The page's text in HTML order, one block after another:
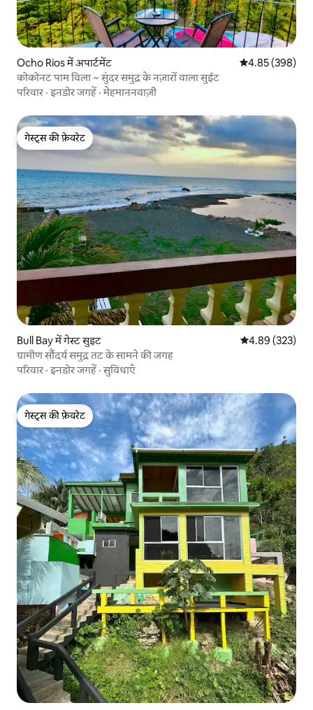
Ocho Rios में अपार्टमेंट औसत रेटिंग 5 में से
4.85 (398)
कोकोनट पाम विला ~ सुंदर समुद्र के नज़ारों वाला सुईट
परिवार ·इनडोर जगहें ·मेहमाननवाज़ी
गेस्ट्स की फ़ेवरेट
गेस्ट्स की फ़ेवरेट
Bull Bay में गेस्ट सुइट औसत रेटिंग 5 में से
4.89 (323)
ग्रामीण सौंदर्य समुद्र तट के सामने की जगह
परिवार ·इनडोर जगहें ·सुविधाएँ
गेस्ट्स की फ़ेवरेट
गेस्ट्स की फ़ेवरेट